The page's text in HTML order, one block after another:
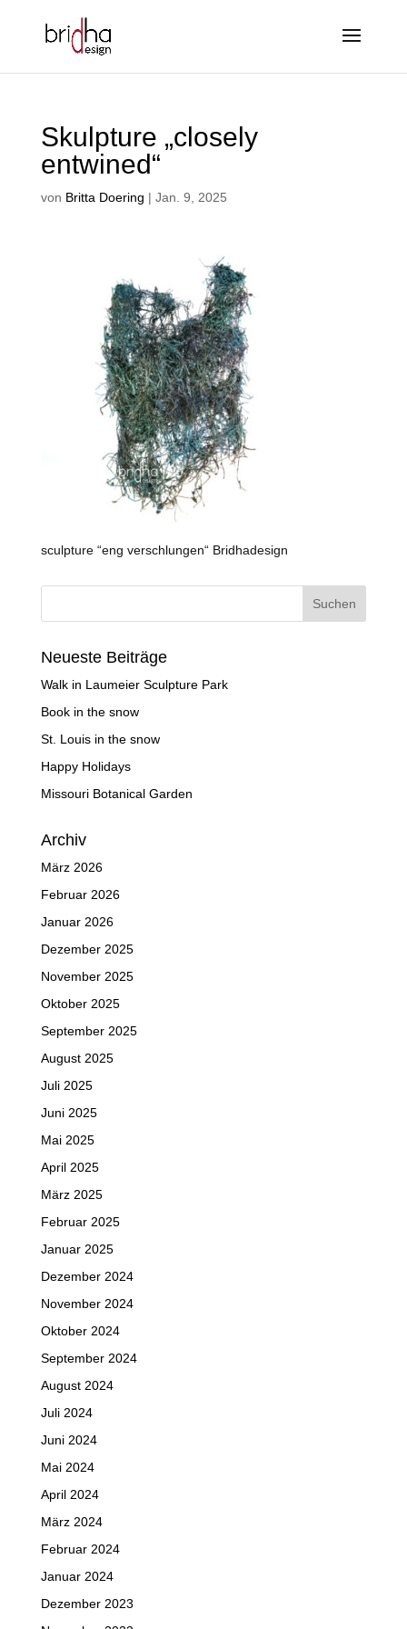
Skulpture „closely
entwined“
von Britta Doering | Jan. 9, 2025
sculpture “eng verschlungen“ Bridhadesign
Neueste Beiträge
Walk in Laumeier Sculpture Park
Book in the snow
St. Louis in the snow
Happy Holidays
Missouri Botanical Garden
Archiv
März 2026
Februar 2026
Januar 2026
Dezember 2025
November 2025
Oktober 2025
September 2025
August 2025
Juli 2025
Juni 2025
Mai 2025
April 2025
März 2025
Februar 2025
Januar 2025
Dezember 2024
November 2024
Oktober 2024
September 2024
August 2024
Juli 2024
Juni 2024
Mai 2024
April 2024
März 2024
Februar 2024
Januar 2024
Dezember 2023